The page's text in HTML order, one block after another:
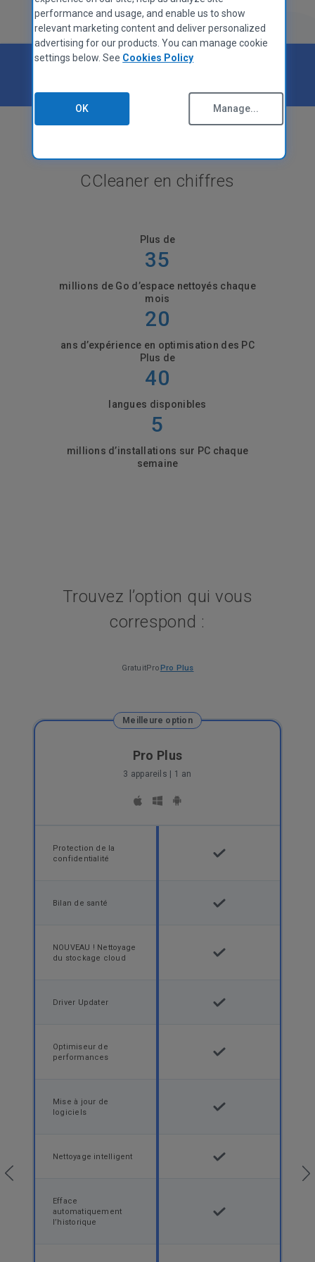
CCleaner en chiffres
Plus de
35
millions de Go d’espace nettoyés chaque
mois
20
ans d’expérience en optimisation des PC
Plus de
40
langues disponibles
5
millions d’installations sur PC chaque
semaine
Trouvez l’option qui vous
correspond :
GratuitPro Pro Plus
Meilleure option
Pro Plus
3 appareils | 1 an
Protection de la
confidentialité
Bilan de santé
NOUVEAU ! Nettoyage
du stockage cloud
Driver Updater
Optimiseur de
performances
Mise à jour de
logiciels
Nettoyage intelligent
Efface
automatiquement
l’historique
performance and usage, and enable us to show
relevant marketing content and deliver personalized
advertising for our products. You can manage cookie
settings below. See Cookies Policy
OK Manage...